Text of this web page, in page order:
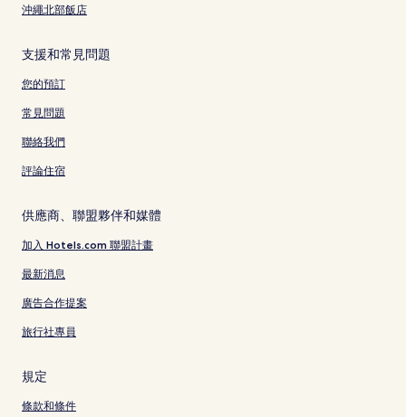
沖繩北部飯店
支援和常見問題
您的預訂
常見問題
聯絡我們
評論住宿
供應商、聯盟夥伴和媒體
加入 Hotels.com 聯盟計畫
最新消息
廣告合作提案
旅行社專員
規定
條款和條件